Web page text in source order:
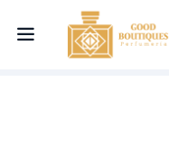
¡APROVECHA NUESTRAS
Inicio Perfumes
Lacoste L.12.12 Rose